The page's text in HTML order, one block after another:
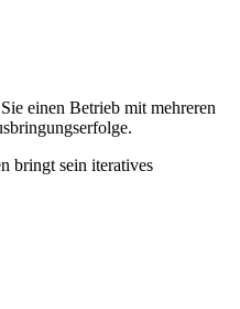
einen Betrieb mit mehreren
bringt sein iteratives